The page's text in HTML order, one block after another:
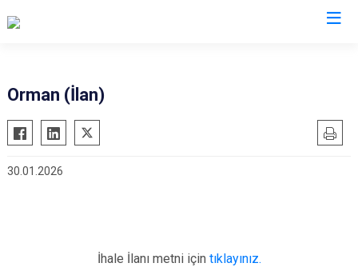
Dörtdivan
Gerede
Göynük
Orman (İlan)
30.01.2026
İhale İlanı metni için tıklayınız.